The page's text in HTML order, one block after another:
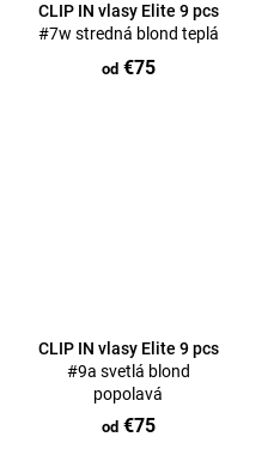
CLIP IN vlasy Elite 9 pcs
#7w stredná blond teplá
od€75
CLIP IN vlasy Elite 9 pcs
#9a svetlá blond
popolavá
od€75